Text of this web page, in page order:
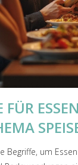
FÜR
Begriffe, um